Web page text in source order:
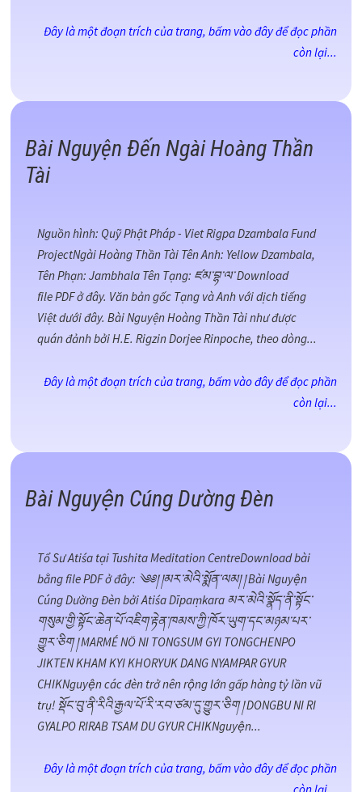
Đây là một đoạn trích của trang, bấm vào đây để đọc phần
còn lại...
Bài Nguyện Đến Ngài Hoàng Thần
Tài
Nguồn hình: Quỹ Phật Pháp - Viet Rigpa Dzambala Fund
ProjectNgài Hoàng Thần Tài Tên Anh: Yellow Dzambala,
Tên Phạn: Jambhala Tên Tạng: ཛམ་བྷ་ལ་ Download
file PDF ở đây. Văn bản gốc Tạng và Anh với dịch tiếng
Việt dưới đây. Bài Nguyện Hoàng Thần Tài như được
quán đảnh bởi H.E. Rigzin Dorjee Rinpoche, theo dòng...
Đây là một đoạn trích của trang, bấm vào đây để đọc phần
còn lại...
Bài Nguyện Cúng Dường Đèn
Tổ Sư Atiśa tại Tushita Meditation CentreDownload bài
bằng file PDF ở đây: ༄༅། །མར་མེའི་སྨོན་ལམ། ། Bài Nguyện
Cúng Dường Đèn bởi Atiśa Dīpaṃkara མར་མེའི་སྣོད་ནི་སྟོང་
གསུམ་གྱི་སྟོང་ཆེན་པོ་འཇིག་རྟེན་ཁམས་ཀྱི་ཁོར་ཡུག་དང་མཉམ་པར་
གྱུར་ཅིག ། MARMÉ NÖ NI TONGSUM GYI TONGCHENPO
JIKTEN KHAM KYI KHORYUK DANG NYAMPAR GYUR
CHIKNguyện các đèn trở nên rộng lớn gấp hàng tỷ lần vũ
trụ! སྡོང་བུ་ནི་རིའི་རྒྱལ་པོ་རི་རབ་ཙམ་དུ་གྱུར་ཅིག ། DONGBU NI RI
GYALPO RIRAB TSAM DU GYUR CHIKNguyện...
Đây là một đoạn trích của trang, bấm vào đây để đọc phần